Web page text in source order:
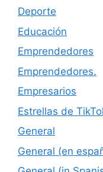
Deporte
Educación
Emprendedores
Emprendedores.
Empresarios
Estrellas de
General
General (en